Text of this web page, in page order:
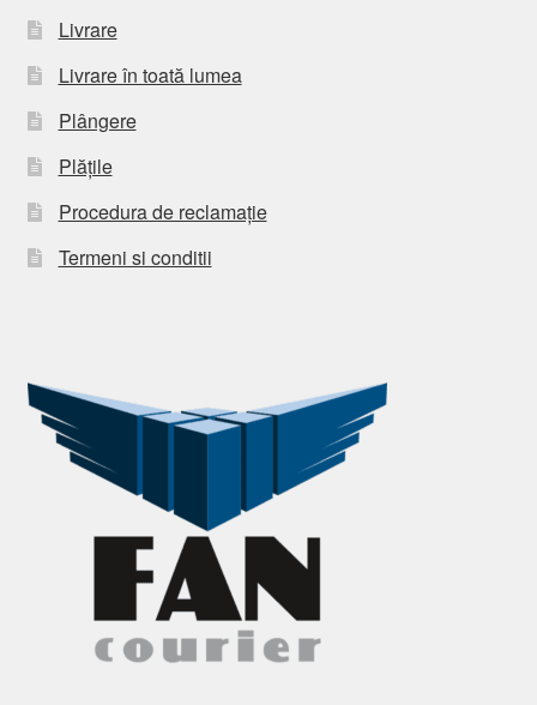
Livrare
Livrare în toată lumea
Plângere
Plățile
Procedura de reclamație
Termeni si conditii